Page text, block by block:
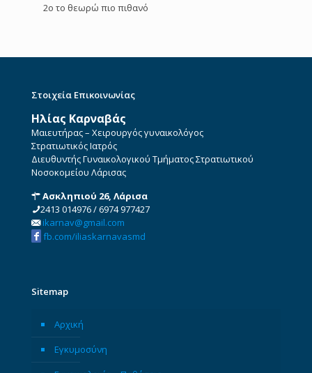
2ο το θεωρώ πιο πιθανό
Στοιχεία Επικοινωνίας
Ηλίας Καρναβάς
Μαιευτήρας – Χειρουργός γυναικολόγος
Στρατιωτικός Ιατρός
Διευθυντής Γυναικολογικού Τμήματος Στρατιωτικού
Νοσοκομείου Λάρισας
Ασκληπιού 26, Λάρισα
2413 014976/6974 977427
ikarnav@gmail.com
fb.com/iliaskarnavasmd
Sitemap
Αρχική
Εγκυμοσύνη